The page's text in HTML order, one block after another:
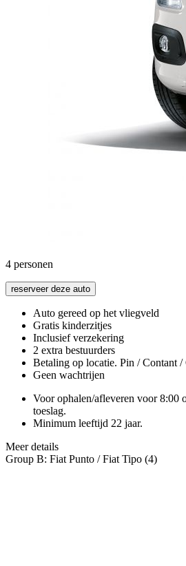
4 personen
reserveer deze auto
Auto gereed op het vliegveld
Gratis kinderzitjes
Inclusief verzekering
2 extra bestuurders
Betaling op locatie. Pin / Contant /
Geen wachtrijen
Voor ophalen/afleveren voor 8:00
toeslag.
Minimum leeftijd 22 jaar.
Meer details
Group B: Fiat Punto / Fiat Tipo (4)